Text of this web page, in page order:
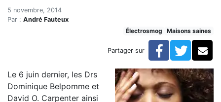
Accueil
Articles
Hypersensibilités environnementales
DVD sur
5 novembre, 2014
Par : André Fauteux
Électrosmog
Maisons saines
Partager sur Facebook
Le 6 juin dernier, les Drs
Dominique Belpomme et
David O. Carpenter ainsi